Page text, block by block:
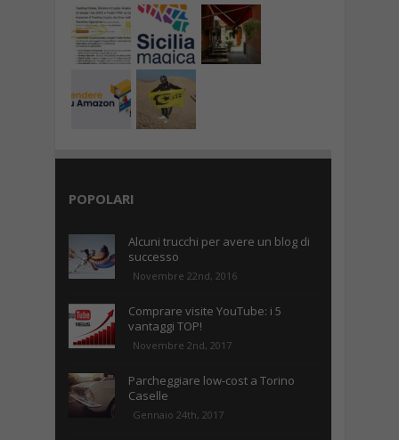
POPOLARI
Alcuni trucchi per avere un blog di
successo
Novembre 22nd, 2016
Comprare visite YouTube: i 5
vantaggi TOP!
Novembre 2nd, 2017
Parcheggiare low-cost a Torino
Caselle
Gennaio 24th, 2017